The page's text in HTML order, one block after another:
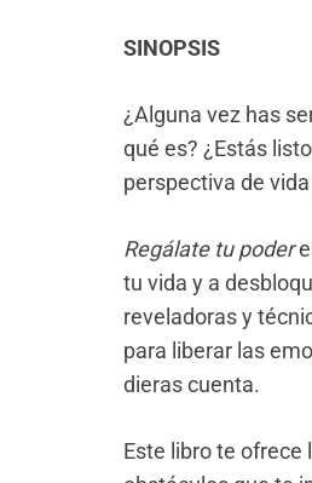
SINOPSIS
¿Alguna vez has
qué es? ¿Estás
perspectiva de
Regálate tu poder
tu vida y a
reveladoras y
para liberar las
dieras cuenta.
Este libro te ofrece